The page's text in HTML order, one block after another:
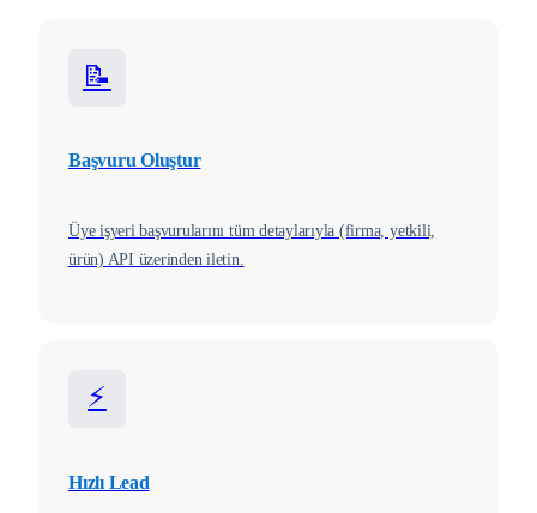
📝
Başvuru Oluştur
Üye işyeri başvurularını tüm detaylarıyla (firma, yetkili,
ürün) API üzerinden iletin.
⚡
Hızlı Lead